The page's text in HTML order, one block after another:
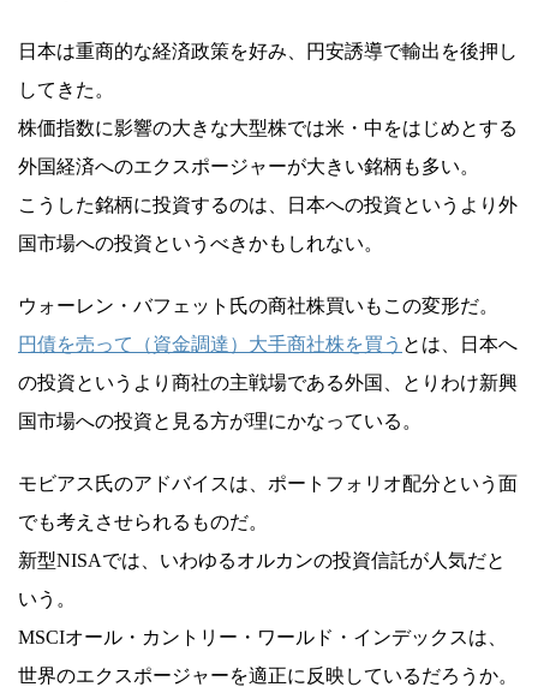
日本は重商的な経済政策を好み、円安誘導で輸出を後押し
してきた。
株価指数に影響の大きな大型株では米・中をはじめとする
外国経済へのエクスポージャーが大きい銘柄も多い。
こうした銘柄に投資するのは、日本への投資というより外
国市場への投資というべきかもしれない。
ウォーレン・バフェット氏の商社株買いもこの変形だ。
円債を売って（資金調達）大手商社株を買う とは、日本へ
の投資というより商社の主戦場である外国、とりわけ新興
国市場への投資と見る方が理にかなっている。
モビアス氏のアドバイスは、ポートフォリオ配分という面
でも考えさせられるものだ。
新型NISAでは、いわゆるオルカンの投資信託が人気だと
いう。
MSCIオール・カントリー・ワールド・インデックスは、
世界のエクスポージャーを適正に反映しているだろうか。